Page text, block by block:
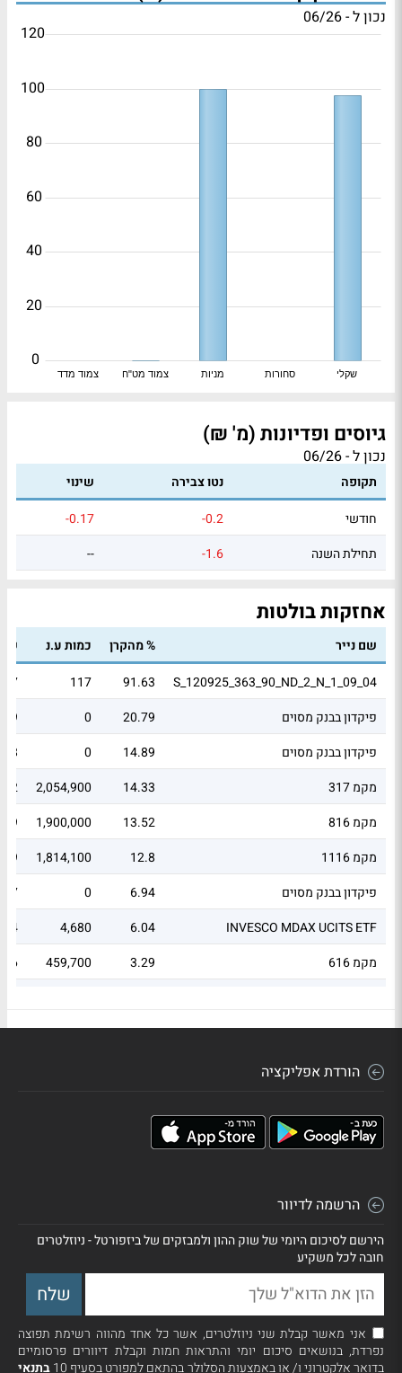
נכון ל - 06/26
צמוד מדד צמוד מט"ח מניות סחורות שקלי
0
20
40
60
80
100
120
גיוסים ופדיונות (מ' ₪)
נכון ל - 06/26
תקופה נטו צבירה
שינוי
חודשי
-0.2
-0.17
תחילת השנה
-1.6
--
אחזקות בולטות
שם נייר % מהקרן כמות ע.נ
S_120925_363_90_ND_2_N_1_09_04
91.63
117
פיקדון בבנק מסוים
20.79
0
2.9
פיקדון בבנק מסוים
14.89
0
מקמ 317
14.33
2,054,900
2
מקמ 816
13.52
1,900,000
מקמ 1116
12.8
1,814,100
פיקדון בבנק מסוים
6.94
0
INVESCO MDAX UCITS ETF
6.04
4,680
מקמ 616
3.29
459,700
הורדת אפליקציה
הרשמה לדיוור
הירשם לסיכום היומי של שוק ההון ולמבזקים של ביזפורטל - ניוזלטרים
חובה לכל משקיע
אני מאשר קבלת שני ניוזלטרים, אשר כל אחד מהווה רשימת תפוצה
נפרדת, בנושאים סיכום יומי והתראות חמות וקבלת דיוורים פרסומיים
בדואר אלקטרוני ו/ או באמצעות הסלולר בהתאם למפורט בסעיף 10
בתנאי